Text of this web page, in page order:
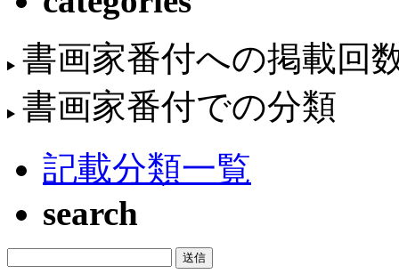
書画家番付への掲載回
書画家番付での分類
記載分類一覧
search